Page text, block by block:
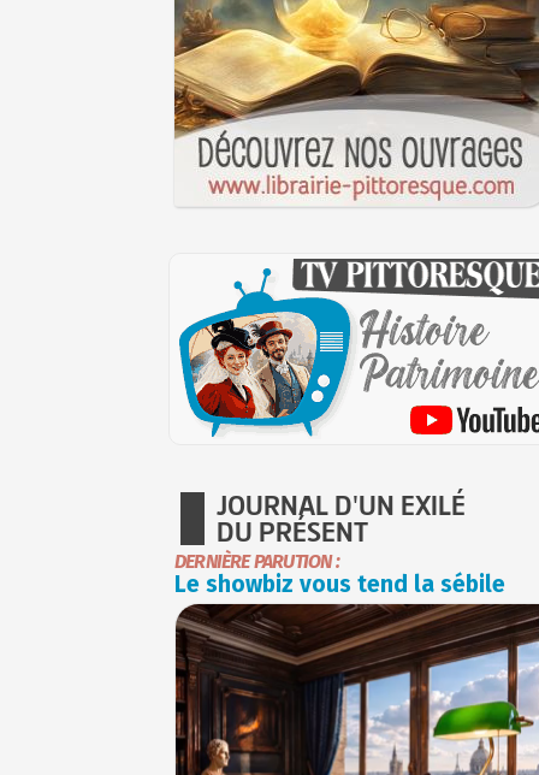
JOURNAL D'UN EXILÉ
DU PRÉSENT
DERNIÈRE PARUTION :
Le showbiz vous tend la sébile